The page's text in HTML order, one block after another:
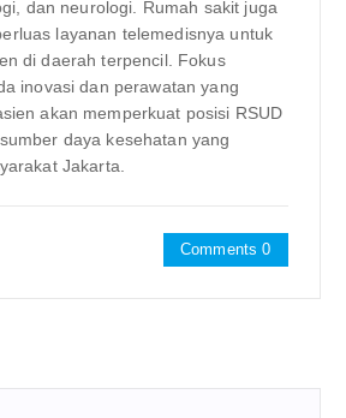
dan neurologi. Rumah sakit juga
layanan telemedisnya untuk
di daerah terpencil. Fokus
inovasi dan perawatan yang
akan memperkuat posisi RSUD
daya kesehatan yang
Jakarta.
Comments 0